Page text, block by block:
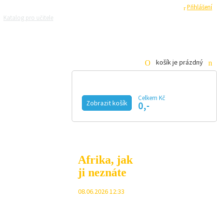
Přihlášení
Katalog pro učitele
košík je prázdný
Zobrazit košík
Celkem Kč
0,-
Afrika, jak
ji neznáte
08.06.2026 12:33